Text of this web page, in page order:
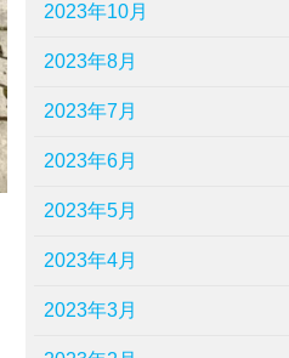
2023年10月
2023年8月
2023年7月
2023年6月
2023年5月
2023年4月
2023年3月